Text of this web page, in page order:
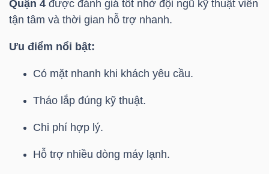
Quận 4 được đánh giá tốt nhờ đội ngũ kỹ thuật viên
tận tâm và thời gian hỗ trợ nhanh.
Ưu điểm nổi bật:
Có mặt nhanh khi khách yêu cầu.
Tháo lắp đúng kỹ thuật.
Chi phí hợp lý.
Hỗ trợ nhiều dòng máy lạnh.
khoán
(-)
Tất cả Người nội bộ Người liên quan